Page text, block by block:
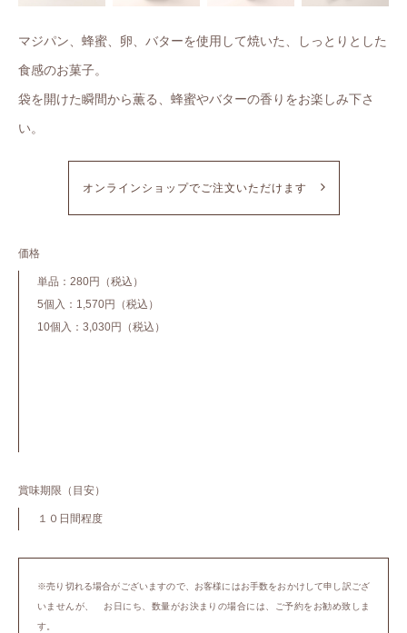
マジパン、蜂蜜、卵、バターを使用して焼いた、しっとりとした
食感のお菓子。
袋を開けた瞬間から薫る、蜂蜜やバターの香りをお楽しみ下さ
い。
オンラインショップでご注文いただけます
価格
単品：280円（税込）
5個入：1,570円（税込）
10個入：3,030円（税込）
賞味期限（目安）
１０日間程度
※売り切れる場合がございますので、お客様にはお手数をおかけして申し訳ござ
いませんが、 お日にち、数量がお決まりの場合には、ご予約をお勧め致しま
す。